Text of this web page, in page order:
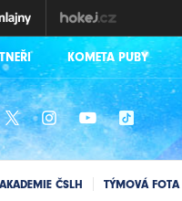
KOMETA PUBY
AKADEMIE ČSLH TÝMOVÁ FOTA